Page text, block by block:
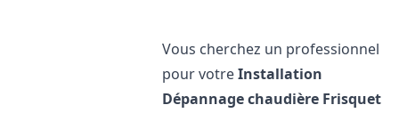
Vous cherchez un professionnel
pour votreInstallation
Dépannage chaudière Frisquet